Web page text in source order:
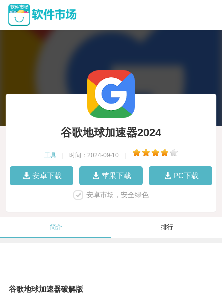
谷歌地球加速器2024
工具 时间：2024-09-10
安卓下载 苹果下载 PC下载
安卓市场，安全绿色
简介 排行
谷歌地球加速器破解版